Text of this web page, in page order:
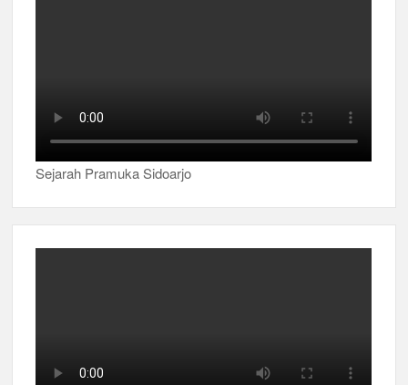
Sejarah Pramuka Sidoarjo